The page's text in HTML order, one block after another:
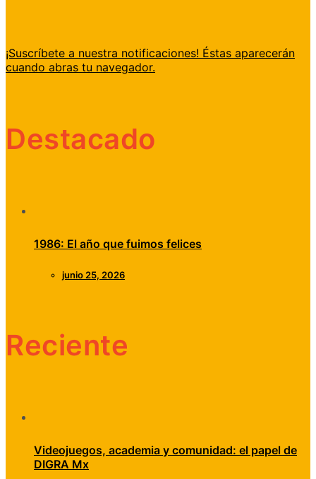
¡Suscríbete a nuestra notificaciones! Éstas aparecerán
cuando abras tu navegador.
Destacado
1986: El año que fuimos felices
junio 25, 2026
Reciente
Videojuegos, academia y comunidad: el papel de
DIGRA Mx